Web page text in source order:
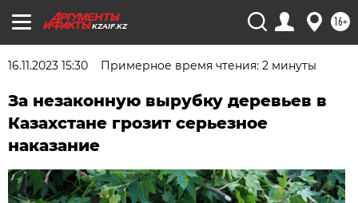
KZAIF.KZ 16+
16.11.2023 15:30 Примерное время чтения: 2 минуты
За незаконную вырубку деревьев в
Казахстане грозит серьезное
наказание